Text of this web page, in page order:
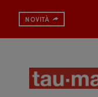
NOVITÀ